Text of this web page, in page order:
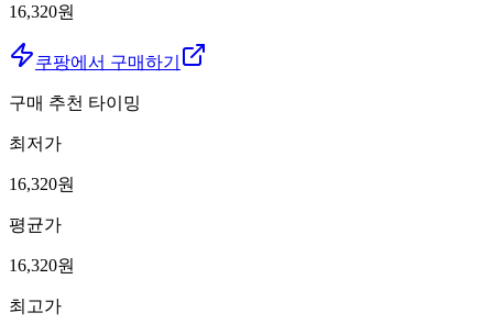
16,320원
쿠팡에서 구매하기
구매 추천 타이밍
최저가
16,320원
평균가
16,320원
최고가